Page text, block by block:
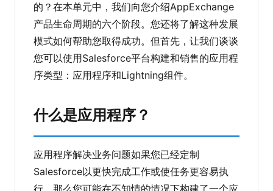
的？在本单元中，我们向您介绍AppExchange
产品生命周期的六个阶段。您还将了解这种发展
模式如何帮助您取得成功。但首先，让我们谈谈
您可以使用Salesforce平台构建和销售的应用程
序类型：应用程序和Lightning组件。
什么是应用程序？
应用程序解决业务问题如果您已经定制
Salesforce以更快完成工作或使任务更容易执
行，那么您可能在不知情的情况下构建了一个应